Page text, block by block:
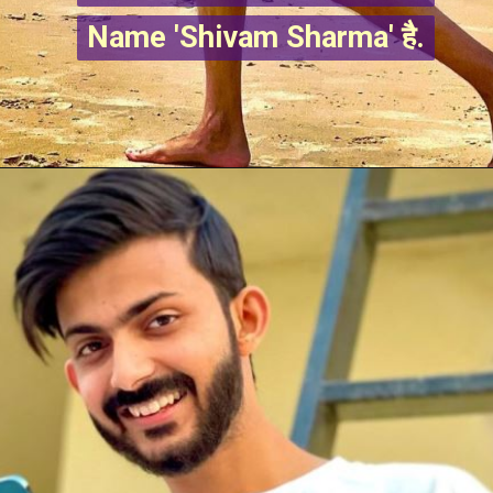
Name 'Shivam Sharma' है.
Name 'Shivam Sharma' है.